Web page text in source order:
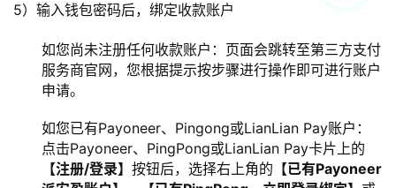
5）输入钱包密码后，绑定收款账户
如您尚未注册任何收款账户：页面会跳转至第三方支付
服务商官网，您根据提示按步骤进行操作即可进行账户
申请。
如您已有Payoneer、Pingong或LianLian Pay账户：
点击Payoneer、PingPong或LianLian Pay卡片上的
【注册/登录】 按钮后，选择右上角的 【已有Payoneer